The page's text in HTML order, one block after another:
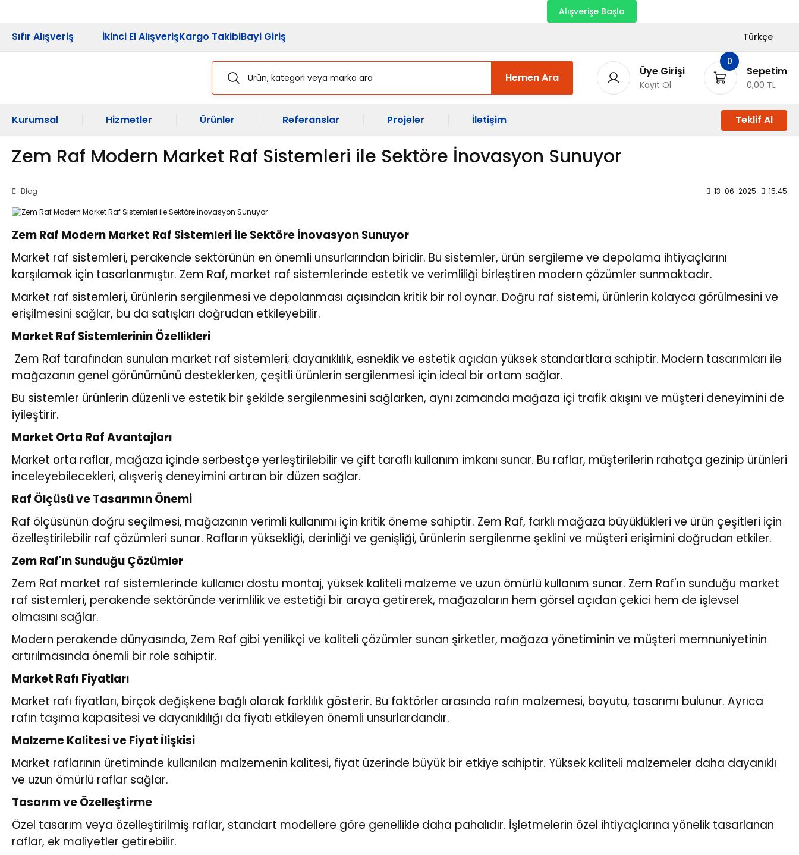
Alışverişe Başla
Sıfır Alışveriş İkinci El AlışverişKargo TakibiBayi Giriş Türkçe
Hemen Ara Üye Girişi
Kayıt Ol
0
Sepetim
0,00 TL
Kurumsal Hizmetler Ürünler Referanslar Projeler İletişim Teklif Al
Zem Raf Modern Market Raf Sistemleri ile Sektöre İnovasyon Sunuyor
Blog 13-06-2025 15:45
Zem Raf Modern Market Raf Sistemleri ile Sektöre İnovasyon Sunuyor
Market raf sistemleri, perakende sektörünün en önemli unsurlarından biridir. Bu sistemler, ürün sergileme ve depolama ihtiyaçlarını
karşılamak için tasarlanmıştır. Zem Raf, market raf sistemlerinde estetik ve verimliliği birleştiren modern çözümler sunmaktadır.
Market raf sistemleri, ürünlerin sergilenmesi ve depolanması açısından kritik bir rol oynar. Doğru raf sistemi, ürünlerin kolayca görülmesini ve
erişilmesini sağlar, bu da satışları doğrudan etkileyebilir.
Market Raf Sistemlerinin Özellikleri
Zem Raf tarafından sunulan market raf sistemleri; dayanıklılık, esneklik ve estetik açıdan yüksek standartlara sahiptir. Modern tasarımları ile
mağazanın genel görünümünü desteklerken, çeşitli ürünlerin sergilenmesi için ideal bir ortam sağlar.
Bu sistemler ürünlerin düzenli ve estetik bir şekilde sergilenmesini sağlarken, aynı zamanda mağaza içi trafik akışını ve müşteri deneyimini de
iyileştirir.
Market Orta Raf Avantajları
Market orta raflar, mağaza içinde serbestçe yerleştirilebilir ve çift taraflı kullanım imkanı sunar. Bu raflar, müşterilerin rahatça gezinip ürünleri
inceleyebilecekleri, alışveriş deneyimini artıran bir düzen sağlar.
Raf Ölçüsü ve Tasarımın Önemi
Raf ölçüsünün doğru seçilmesi, mağazanın verimli kullanımı için kritik öneme sahiptir. Zem Raf, farklı mağaza büyüklükleri ve ürün çeşitleri için
özelleştirilebilir raf çözümleri sunar. Rafların yüksekliği, derinliği ve genişliği, ürünlerin sergilenme şeklini ve müşteri erişimini doğrudan etkiler.
Zem Raf'ın Sunduğu Çözümler
Zem Raf market raf sistemlerinde kullanıcı dostu montaj, yüksek kaliteli malzeme ve uzun ömürlü kullanım sunar. Zem Raf'ın sunduğu market
raf sistemleri, perakende sektöründe verimlilik ve estetiği bir araya getirerek, mağazaların hem görsel açıdan çekici hem de işlevsel
olmasını sağlar.
Modern perakende dünyasında, Zem Raf gibi yenilikçi ve kaliteli çözümler sunan şirketler, mağaza yönetiminin ve müşteri memnuniyetinin
artırılmasında önemli bir role sahiptir.
Market Rafı Fiyatları
Market rafı fiyatları, birçok değişkene bağlı olarak farklılık gösterir. Bu faktörler arasında rafın malzemesi, boyutu, tasarımı bulunur. Ayrıca
rafın taşıma kapasitesi ve dayanıklılığı da fiyatı etkileyen önemli unsurlardandır.
Malzeme Kalitesi ve Fiyat İlişkisi
Market raflarının üretiminde kullanılan malzemenin kalitesi, fiyat üzerinde büyük bir etkiye sahiptir. Yüksek kaliteli malzemeler daha dayanıklı
ve uzun ömürlü raflar sağlar.
Tasarım ve Özelleştirme
Özel tasarım veya özelleştirilmiş raflar, standart modellere göre genellikle daha pahalıdır. İşletmelerin özel ihtiyaçlarına yönelik tasarlanan
raflar, ek maliyetler getirebilir.